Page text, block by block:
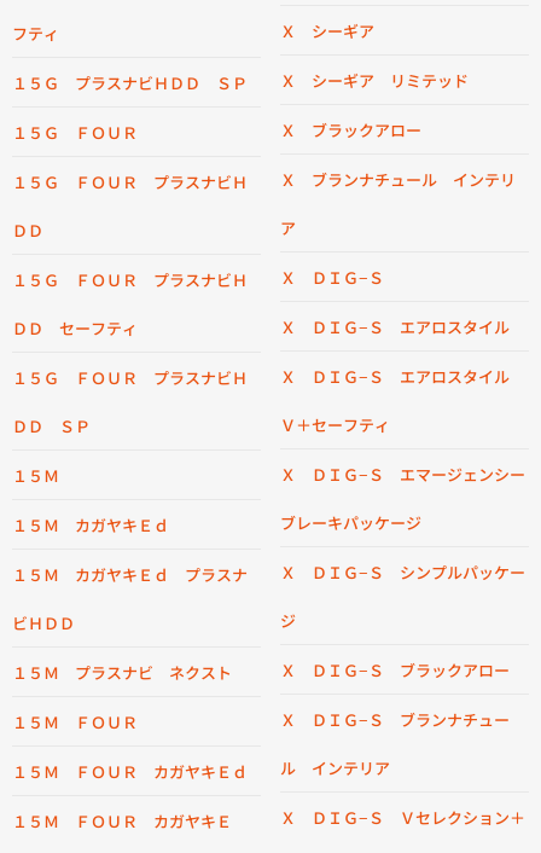
フティ
１５Ｇ プラスナビＨＤＤ ＳＰ
１５Ｇ ＦＯＵＲ
１５Ｇ ＦＯＵＲ プラスナビＨ
ＤＤ
１５Ｇ ＦＯＵＲ プラスナビＨ
ＤＤ セーフティ
１５Ｇ ＦＯＵＲ プラスナビＨ
ＤＤ ＳＰ
１５Ｍ
１５Ｍ カガヤキＥｄ
１５Ｍ カガヤキＥｄ プラスナ
ビＨＤＤ
１５Ｍ プラスナビ ネクスト
１５Ｍ ＦＯＵＲ
１５Ｍ ＦＯＵＲ カガヤキＥｄ
１５Ｍ ＦＯＵＲ カガヤキＥ
Ｘ シーギア
Ｘ シーギア リミテッド
Ｘ ブラックアロー
Ｘ ブランナチュール インテリ
ア
Ｘ ＤＩＧ−Ｓ
Ｘ ＤＩＧ−Ｓ エアロスタイル
Ｘ ＤＩＧ−Ｓ エアロスタイル
Ｖ＋セーフティ
Ｘ ＤＩＧ−Ｓ エマージェンシー
ブレーキパッケージ
Ｘ ＤＩＧ−Ｓ シンプルパッケー
ジ
Ｘ ＤＩＧ−Ｓ ブラックアロー
Ｘ ＤＩＧ−Ｓ ブランナチュー
ル インテリア
Ｘ ＤＩＧ−Ｓ Ｖセレクション＋